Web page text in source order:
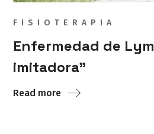
FISIOTERAPIA
Enfermedad de
imitadora”
Read more